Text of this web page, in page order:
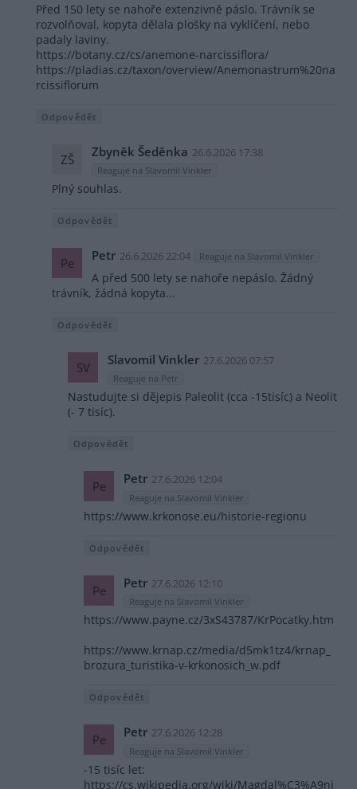
Před 150 lety se nahoře extenzivně páslo. Trávník se
rozvolňoval, kopyta dělala plošky na vyklíčení, nebo
padaly laviny.
https://botany.cz/cs/anemone-narcissiflora/
https://pladias.cz/taxon/overview/Anemonastrum%20na
rcissiflorum
Odpovědět
ZŠ Zbyněk Šeděnka 26.6.2026 17:38
Reaguje na Slavomil Vinkler
Plný souhlas.
Odpovědět
Pe Petr 26.6.2026 22:04 Reaguje na Slavomil Vinkler
A před 500 lety se nahoře nepáslo. Žádný
trávník, žádná kopyta...
Odpovědět
SV Slavomil Vinkler 27.6.2026 07:57
Reaguje na Petr
Nastudujte si dějepis Paleolit (cca -15tisíc) a Neolit
(- 7 tisíc).
Odpovědět
Pe Petr 27.6.2026 12:04
Reaguje na Slavomil Vinkler
https://www.krkonose.eu/historie-regionu
Odpovědět
Pe Petr 27.6.2026 12:10
Reaguje na Slavomil Vinkler
https://www.payne.cz/3xS43787/KrPocatky.htm
https://www.krnap.cz/media/d5mk1tz4/krnap_
brozura_turistika-v-krkonosich_w.pdf
Odpovědět
Pe Petr 27.6.2026 12:28
Reaguje na Slavomil Vinkler
-15 tisíc let:
https://cs.wikipedia.org/wiki/Magdal%C3%A9ni